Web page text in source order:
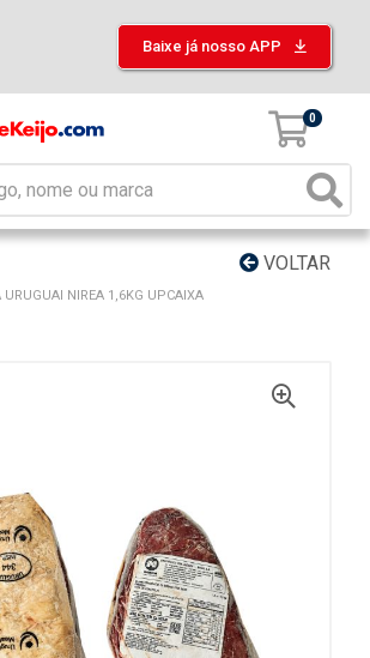
Baixe já nosso APP
0
VOLTAR
NIREA 1,6KG UPCAIXA